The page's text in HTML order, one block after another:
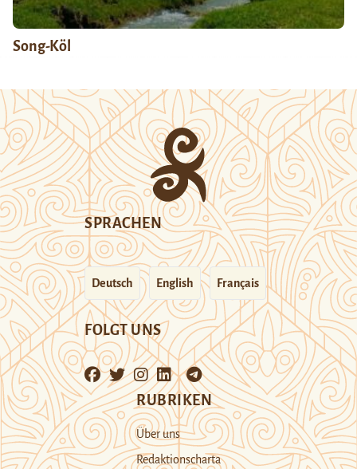
Song-Köl
SPRACHEN
Deutsch English Français
FOLGT UNS
RUBRIKEN
Über uns
Redaktionscharta